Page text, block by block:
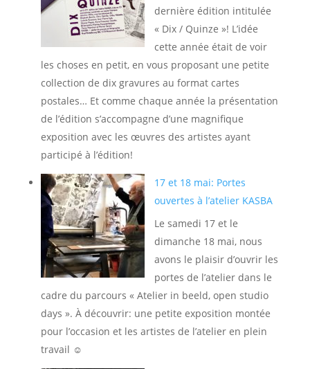
dernière édition intitulée
« Dix / Quinze »! L’idée
cette année était de voir
les choses en petit, en vous proposant une petite
collection de dix gravures au format cartes
postales… Et comme chaque année la présentation
de l’édition s’accompagne d’une magnifique
exposition avec les œuvres des artistes ayant
participé à l’édition!
17 et 18 mai: Portes
ouvertes à l’atelier KASBA
Le samedi 17 et le
dimanche 18 mai, nous
avons le plaisir d’ouvrir les
portes de l’atelier dans le
cadre du parcours « Atelier in beeld, open studio
days ». À découvrir: une petite exposition montée
pour l’occasion et les artistes de l’atelier en plein
travail ☺️